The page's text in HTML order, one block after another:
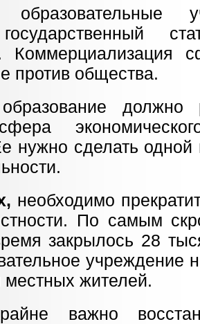
образовательные
Коммерциализация
против общества.
должно
нужно сделать
необходимо
По самым
закрылось 28
учреждение
местных жителей.
важно